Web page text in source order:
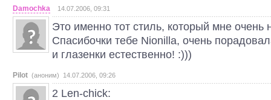
Damochka 14.07.2006, 09:31
Это именно тот стиль, который мне очень
Спасибочки тебе Nionilla, очень
и глазенки естественно! :)))
Pilot (аноним) 14.07.2006, 09:26
2 Len-chick: